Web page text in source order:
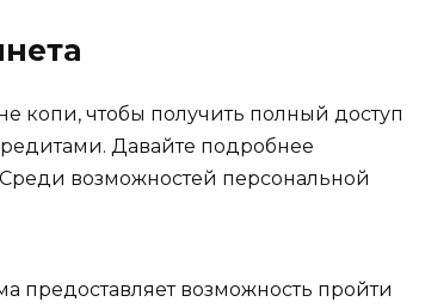
копи, чтобы получить полный доступ
Давайте подробнее
возможностей персональной
предоставляет возможность пройти